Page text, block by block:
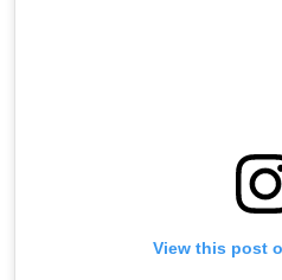
View this post